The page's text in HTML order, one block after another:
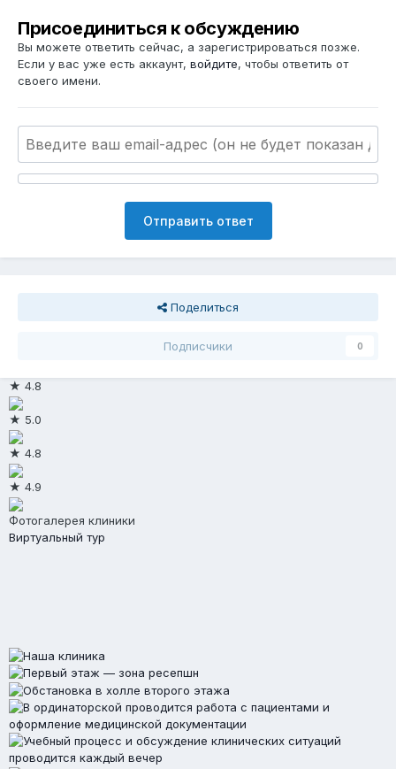
Присоединиться к обсуждению
Вы можете ответить сейчас, а зарегистрироваться позже.
Если у вас уже есть аккаунт, войдите, чтобы ответить от
своего имени.
Отправить ответ
Поделиться
Подписчики 0
★ 4.8
★ 5.0
★ 4.8
★ 4.9
Фотогалерея клиники
Виртуальный тур